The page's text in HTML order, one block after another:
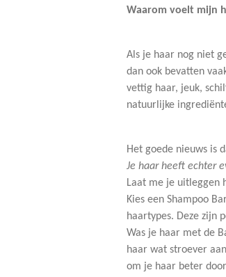
Waarom voelt mijn
Als je haar nog niet
dan ook bevatten
vettig haar, jeuk,
natuurlijke
Het goede nieuws is
Je haar heeft echter
Laat me je uitleggen
Kies een Shampoo
haartypes. Deze zijn
Was je haar met de
haar wat stroever
om je haar beter